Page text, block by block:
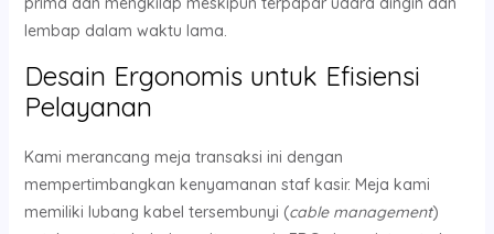
lembap dalam waktu lama.
Desain Ergonomis untuk Efisiensi
Pelayanan
Kami merancang meja transaksi ini dengan
mempertimbangkan kenyamanan staf kasir. Meja kami
memiliki lubang kabel tersembunyi (cable management)